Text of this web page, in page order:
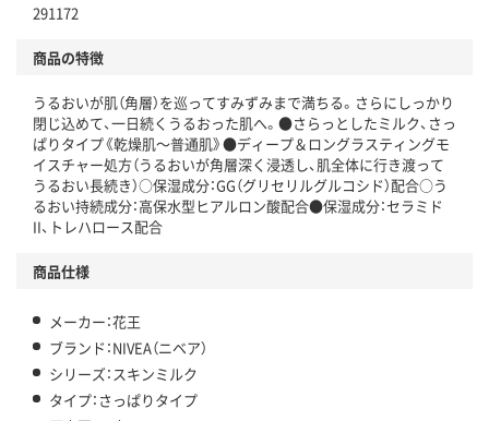
291172
商品の特徴
うるおいが肌（角層）を巡ってすみずみまで満ちる。さらにしっかり
閉じ込めて、一日続くうるおった肌へ。●さらっとしたミルク、さっ
ぱりタイプ《乾燥肌～普通肌》●ディープ＆ロングラスティングモ
イスチャー処方（うるおいが角層深く浸透し、肌全体に行き渡って
うるおい長続き）○保湿成分：GG（グリセリルグルコシド）配合○う
るおい持続成分：高保水型ヒアルロン酸配合●保湿成分：セラミド
II、トレハロース配合
商品仕様
メーカー：花王
ブランド：NIVEA（ニベア）
シリーズ：スキンミルク
タイプ：さっぱりタイプ